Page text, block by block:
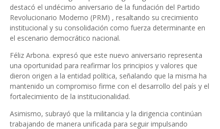
destacó el undécimo aniversario de la fundación del Partido
Revolucionario Moderno (PRM) , resaltando su crecimiento
institucional y su consolidación como fuerza determinante en
el escenario democrático nacional.
Féliz Arbona. expresó que este nuevo aniversario representa
una oportunidad para reafirmar los principios y valores que
dieron origen a la entidad política, señalando que la misma ha
mantenido un compromiso firme con el desarrollo del país y el
fortalecimiento de la institucionalidad.
Asimismo, subrayó que la militancia y la dirigencia continúan
trabajando de manera unificada para seguir impulsando